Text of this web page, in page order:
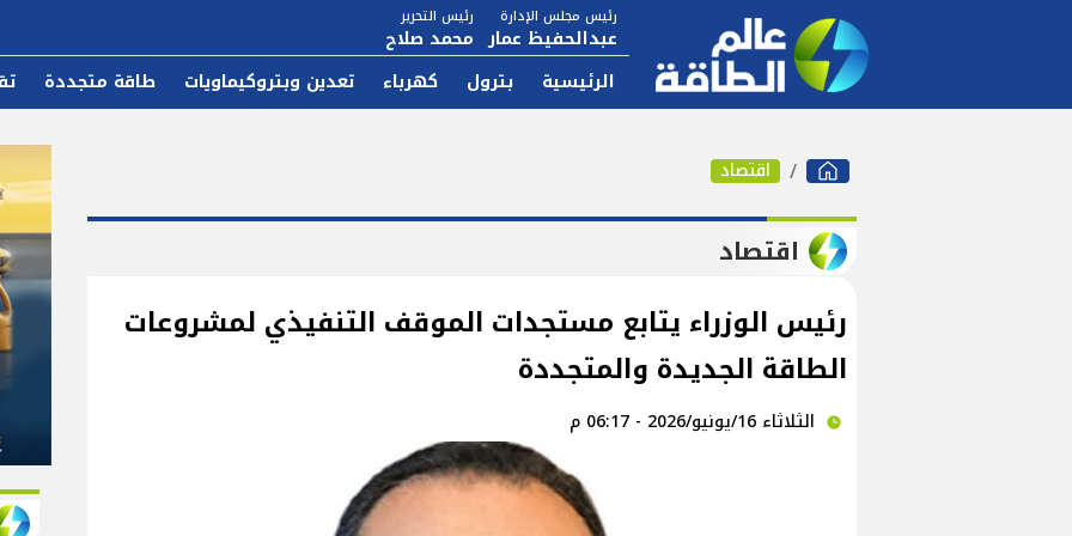
رئيس مجلس الإدارة
عبدالحفيظ عمار
رئيس التحرير
محمد صلاح
الرئيسية بترول كهرباء تعدين وبتروكيماويات طاقة متجددة
اقتصاد
اقتصاد
رئيس الوزراء يتابع مستجدات الموقف التنفيذي لمشروعات
الطاقة الجديدة والمتجددة
الثلاثاء 16/يونيو/2026 - 06:17 م